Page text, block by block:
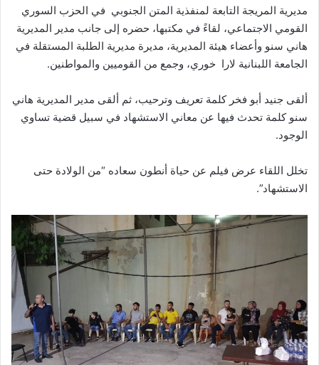
مديرية المريجة التابعة لمنفذية المتن الجنوبي في الحزب السوري
القومي الاجتماعي، لقاءً في مكتبها، حضره إلى جانب مدير المديرية
هاني سنو وأعضاء هيئة المديرية، مديرة مديرية الطلبة المستقلة في
الجامعة اللبنانية لارا خوري، وجمع من القوميين والمواطنين.
ألقى جنيد أبو فخر كلمة تعريف وترحيب، ثم ألقى مدير المديرية هاني
سنو كلمة تحدث فيها عن معاني الاستشهاد في سبيل قضية تساوي
الوجود.
تخلل اللقاء عرض فيلم عن حياة أنطون سعاده “من الولادة حتى
الاستشهاد”.